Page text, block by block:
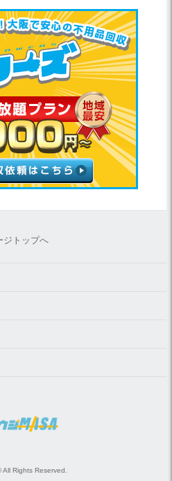
ジトップへ
Rights Reserved.